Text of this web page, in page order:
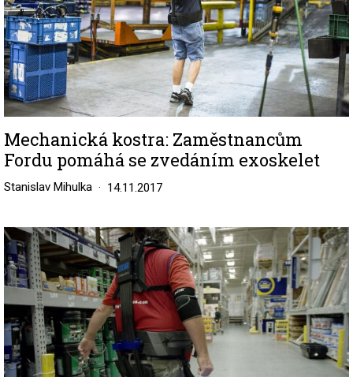
Mechanická kostra: Zaměstnancům
Fordu pomáhá se zvedáním exoskelet
Stanislav Mihulka 14.11.2017
Image